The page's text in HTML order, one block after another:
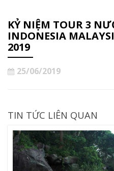
KỶ NIỆM TOUR 3
INDONESIA
2019
25/06/2019
TIN TỨC LIÊN QUAN